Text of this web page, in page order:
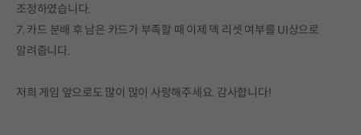
조정하였습니다.
7. 카드 분배 후 남은 카드가 부족할 때 이제 덱 리셋 여부를 UI상으로
알려줍니다.
저희 게임 앞으로도 많이 많이 사랑해주세요. 감사합니다!